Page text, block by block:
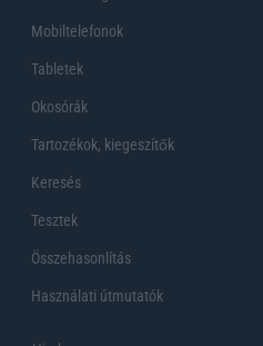
Mobiltelefonok
Tabletek
Okosórák
Tartozékok, kiegeszítők
Keresés
Tesztek
Összehasonlítás
Használati útmutatók